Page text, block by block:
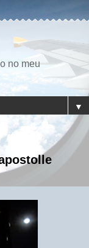
no meu
▼